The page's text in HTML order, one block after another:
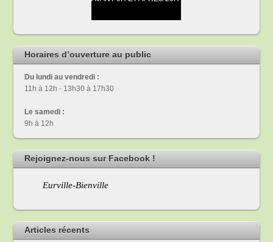
Horaires d’ouverture au public
Du lundi au vendredi :
11h à 12h - 13h30 à 17h30
Le samedi :
9h à 12h
Rejoignez-nous sur Facebook !
Eurville-Bienville
Articles récents